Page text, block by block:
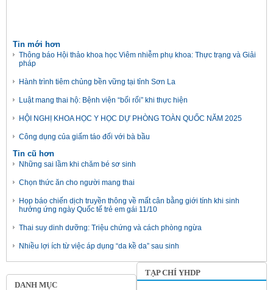
DANH MỤC
Tin mới hơn
Thông báo Hội thảo khoa học Viêm nhiễm phụ khoa: Thực trạng và Giải
pháp
Hành trình tiêm chủng bền vững tại tỉnh Sơn La
Luật mang thai hộ: Bệnh viện “bối rối” khi thực hiện
HỘI NGHỊ KHOA HỌC Y HỌC DỰ PHÒNG TOÀN QUỐC NĂM 2025
Công dụng của giấm táo đối với bà bầu
Tin cũ hơn
Những sai lầm khi chăm bé sơ sinh
Chọn thức ăn cho người mang thai
Họp báo chiến dịch truyền thông về mất cân bằng giới tính khi sinh
hưởng ứng ngày Quốc tế trẻ em gái 11/10
Thai suy dinh dưỡng: Triệu chứng và cách phòng ngừa
Nhiều lợi ích từ việc áp dụng “da kề da” sau sinh
TẠP CHÍ YHDP